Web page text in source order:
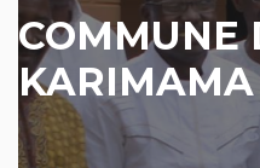
COMMUNE
KARIMAMA